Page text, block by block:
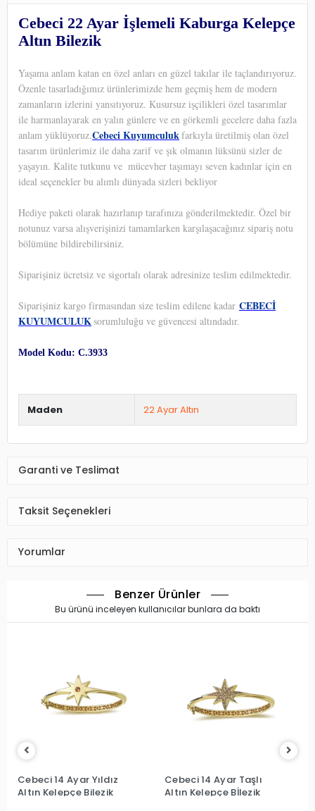
Cebeci 22 Ayar İşlemeli Kaburga Kelepçe
Altın Bilezik
Yaşama anlam katan en özel anları en güzel takılar ile taçlandırıyoruz.
Özenle tasarladığımız ürünlerimizde hem geçmiş hem de modern
zamanların izlerini yansıtıyoruz. Kusursuz işçilikleri özel tasarımlar
ile harmanlayarak en yalın günlere ve en görkemli gecelere daha fazla
anlam yüklüyoruz.Cebeci Kuyumculukfarkıyla üretilmiş olan özel
tasarım ürünlerimiz ile daha zarif ve şık olmanın lüksünü sizler de
yaşayın. Kalite tutkunu ve mücevher taşımayı seven kadınlar için en
ideal seçenekler bu alımlı dünyada sizleri bekliyor
Hediye paketi olarak hazırlanıp tarafınıza gönderilmektedir. Özel bir
notunuz varsa alışverişinizi tamamlarken karşılaşacağınız sipariş notu
bölümüne bildirebilirsiniz.
Siparişiniz ücretsiz ve sigortalı olarak adresinize teslim edilmektedir.
Siparişiniz kargo firmasından size teslim edilene kadar CEBECİ
KUYUMCULUKsorumluluğu ve güvencesi altındadır.
Model Kodu: C.3933
Maden 22 Ayar Altın
Garanti ve Teslimat
Taksit Seçenekleri
Yorumlar
Benzer Ürünler
Bu ürünü inceleyen kullanıcılar bunlara da baktı
Cebeci 14 Ayar Yıldız
Altın Kelepçe Bilezik
Cebeci 14 Ayar Taşlı
Altın Kelepçe Bİlezik